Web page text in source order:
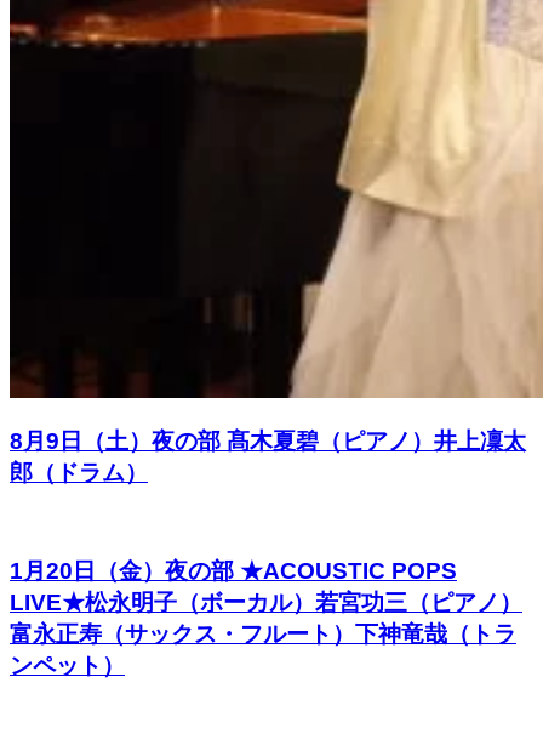
8月9日（土）夜の部 髙木夏碧（ピアノ）井上凜太
郎（ドラム）
1月20日（金）夜の部 ★ACOUSTIC POPS
LIVE★松永明子（ボーカル）若宮功三（ピアノ）
富永正寿（サックス・フルート）下神竜哉（トラ
ンペット）